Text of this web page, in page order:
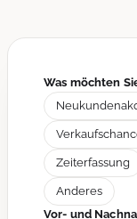
Was möchten
Zeiterfassung
Anderes
Vor- und